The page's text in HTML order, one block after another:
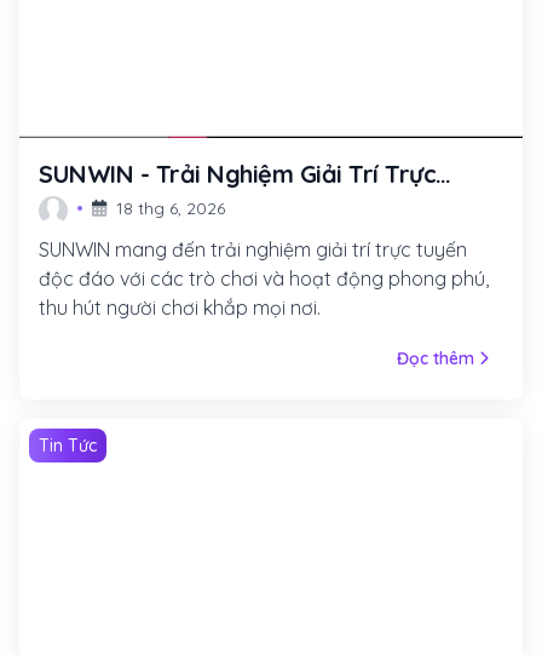
SUNWIN - Trải Nghiệm Giải Trí Trực
Tuyến Cùng Những Trò Chơi Hấp Dẫn
18 thg 6, 2026
SUNWIN mang đến trải nghiệm giải trí trực tuyến
độc đáo với các trò chơi và hoạt động phong phú,
thu hút người chơi khắp mọi nơi.
Đọc thêm
Tin Tức